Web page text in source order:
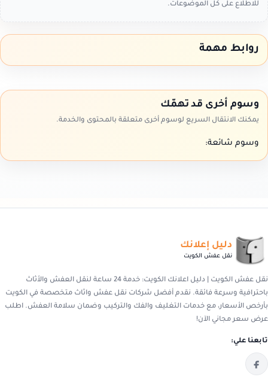
للاطلاع على كل الموضوعات.
روابط مهمة
وسوم أخرى قد تهمّك
يمكنك الانتقال السريع لوسوم أخرى متعلقة بالمحتوى والخدمة.
وسوم شائعة:
دليل إعلانك
نقل عفش الكويت
نقل عفش الكويت | دليل اعلانك الكويت: خدمة 24 ساعة لنقل العفش والأثاث
باحترافية وسرعة فائقة. نقدم أفضل شركات نقل عفش واثاث متخصصة في الكويت
بأرخص الأسعار، مع خدمات التغليف والفك والتركيب وضمان سلامة العفش. اطلب
عرض سعر مجاني الآن!
تابعنا علي: